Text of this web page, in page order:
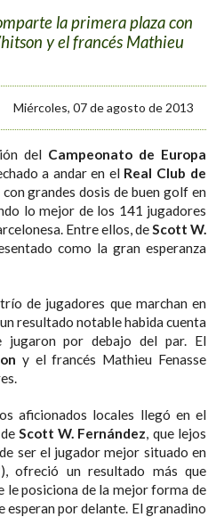
la primera plaza con
y el francés Mathieu
Miércoles, 07 de agosto de 2013
del Campeonato de Europa
a andar en el Real Club de
grandes dosis de buen golf en
lo mejor de los 141 jugadores
Entre ellos, deScott W.
como la gran esperanza
de jugadores que marchan en
resultado notable habida cuenta
jugaron por debajo del par. El
y el francés Mathieu Fenasse
aficionados locales llegó en el
Scott W. Fernández, que lejos
ser el jugador mejor situado en
ofreció un resultado más que
le posiciona de la mejor forma de
esperan por delante. El granadino